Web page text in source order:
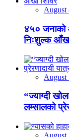
August
४५० जनाको
निःशुल्क
August
“ज्याग्दी
लम्सालको
August